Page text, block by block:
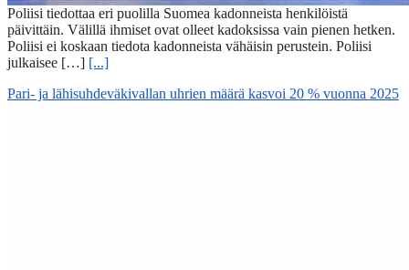
Poliisi tiedottaa eri puolilla Suomea kadonneista henkilöistä
päivittäin. Välillä ihmiset ovat olleet kadoksissa vain pienen hetken.
Poliisi ei koskaan tiedota kadonneista vähäisin perustein. Poliisi
julkaisee […] [...]
Pari- ja lähisuhdeväkivallan uhrien määrä kasvoi 20 % vuonna 2025